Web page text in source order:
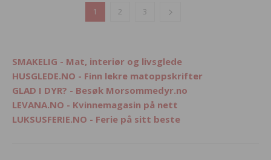
1 2 3
SMAKELIG - Mat, interiør og livsglede
HUSGLEDE.NO - Finn lekre matoppskrifter
GLAD I DYR? - Besøk Morsommedyr.no
LEVANA.NO - Kvinnemagasin på nett
LUKSUSFERIE.NO - Ferie på sitt beste